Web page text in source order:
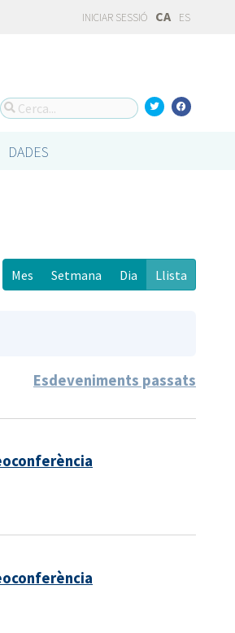
INICIAR SESSIÓ CA ES
DADES
Mes Setmana Dia Llista
Esdeveniments passats